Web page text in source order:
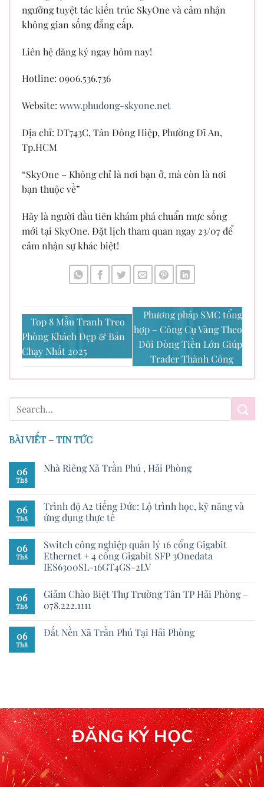
ngưỡng tuyệt tác kiến trúc SkyOne và cảm nhận
không gian sống đẳng cấp.
Liên hệ đăng ký ngay hôm nay!
Hotline: 0906.536.736
Website: www.phudong-skyone.net
Địa chỉ: DT743C, Tân Đông Hiệp, Phường Dĩ An,
Tp.HCM
“SkyOne – Không chỉ là nơi bạn ở, mà còn là nơi
bạn thuộc về”
Hãy là người đầu tiên khám phá chuẩn mực sống
mới tại SkyOne. Đặt lịch tham quan ngay 23/07 để
cảm nhận sự khác biệt!
Top 8 Mẫu Tranh Treo
Phòng Khách Đẹp & Bán
Chạy Nhất 2025
Phương pháp SMC tổng
hợp – Công Cụ Vàng Theo
Dõi Dòng Tiền Lớn Giúp
Trader Thành Công
BÀI VIẾT – TIN TỨC
06
Th8
Nhà Riêng Xã Trần Phú , Hải Phòng
06
Th8
Trình độ A2 tiếng Đức: Lộ trình học, kỹ năng và
ứng dụng thực tế
06
Th8
Switch công nghiệp quản lý 16 cổng Gigabit
Ethernet + 4 cổng Gigabit SFP 3Onedata
IES6300SL-16GT4GS-2LV
06
Th8
Giảm Chào Biệt Thự Trường Tân TP Hải Phòng –
078.222.1111
06
Th8
Đất Nền Xã Trần Phú Tại Hải Phòng
ĐĂNG KÝ HỌC